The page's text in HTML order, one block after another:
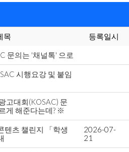
목 등록일시
문의는 '채널톡' 으로
시행요강 및 붙임
고대회(KOSAC) 문
게 해준다는데? ※
텐츠 챌린지 「학생
2026-07-
21